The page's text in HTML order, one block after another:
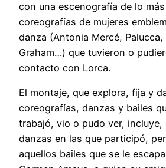
con una escenografía de lo
coreografías de mujeres
danza (Antonia Mercé, Palucca,
Graham…) que tuvieron o
contacto con Lorca.
El montaje, que explora, fija y
coreografías, danzas y bailes
trabajó, vio o pudo ver, incluye,
danzas en las que participó,
aquellos bailes que se le